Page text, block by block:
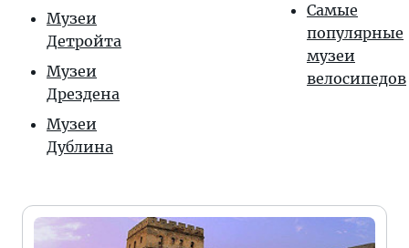
Музеи
Детройта
Музеи
Дрездена
Музеи
Дублина
Самые
популярные
музеи
велосипедов